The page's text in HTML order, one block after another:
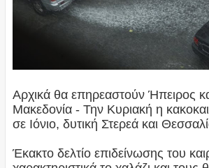
Αρχικά θα επηρεαστούν Ήπειρος
Μακεδονία - Την Κυριακή η
σε Ιόνιο, δυτική Στερεά και
Έκακτο δελτίο επιδείνωσης του